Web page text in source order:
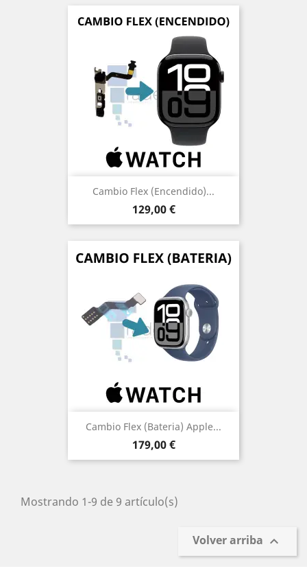
Cambio Flex (encendido)...
Precio
129,00 €
Cambio Flex (bateria) Apple...
Precio
179,00 €
Mostrando 1-9 de 9 artículo(s)
Volver arriba 